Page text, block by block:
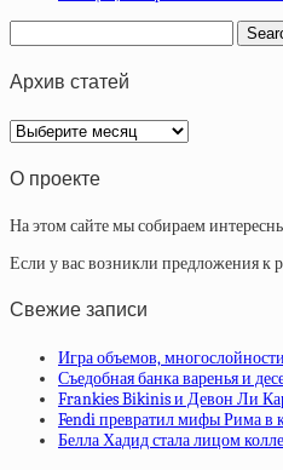
Архив статей
Архив
статей
О проекте
На этом сайте мы собираем
Если у вас возникли предложения к
Свежие записи
Игра объемов,
Съедобная банка варенья и
Frankies Bikinis и Девон Ли
Fendi превратил мифы Рима в
Белла Хадид стала лицом